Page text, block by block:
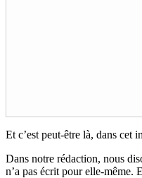
Et c’est peut-être là, dans cet
Dans notre rédaction, nous
n’a pas écrit pour elle-même.